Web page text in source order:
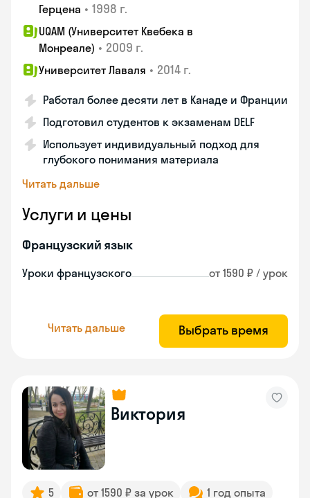
Герцена • 1998 г.
UQAM (Университет Квебека в
Монреале) • 2009 г.
Университет Лаваля • 2014 г.
Работал более десяти лет в Канаде и Франции
Подготовил студентов к экзаменам DELF
Использует индивидуальный подход для
глубокого понимания материала
Читать дальше
Услуги и цены
Французский язык
Уроки французского от 1590 ₽ / урок
Читать дальше Выбрать время
Виктория
5 от 1590 ₽ за урок
1 год опыта